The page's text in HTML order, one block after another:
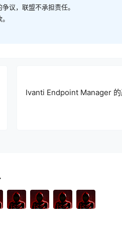
议，联盟不承担责任。
Ivanti Endpoint Manager